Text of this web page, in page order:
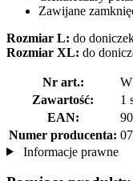
Zawijane
Rozmiar L: do
Rozmiar XL: do
Nr art.:
Zawartość:
1
EAN:
Numer producenta:
Informacje prawne